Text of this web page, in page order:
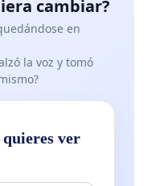
cambiar?
en
la voz y tomó
ver